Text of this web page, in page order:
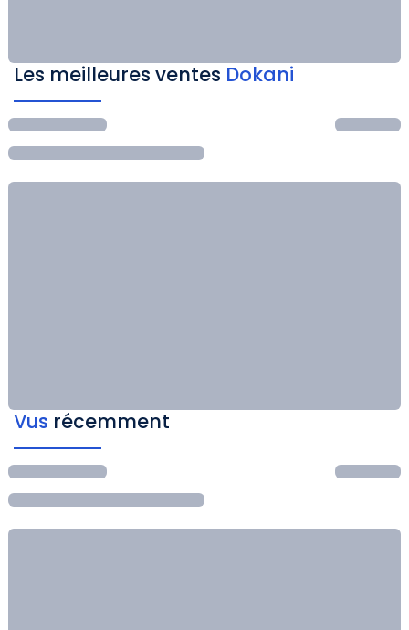
Les meilleures ventes Dokani
Vus récemment